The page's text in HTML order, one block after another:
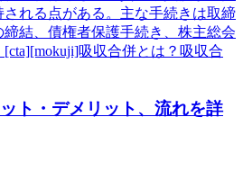
れる点がある。主な手続きは取締
結、債権者保護手続き、株主総会
吸収合併とは？吸収合
ト・デメリット、流れを詳